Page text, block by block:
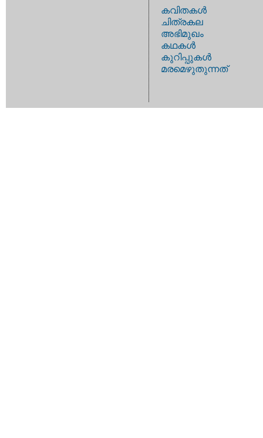
കവിതകള്‍
ചിത്രകല
അഭിമുഖം
കഥകള്‍
കുറിപ്പുകള്‍
മരമെഴുതുന്നത്